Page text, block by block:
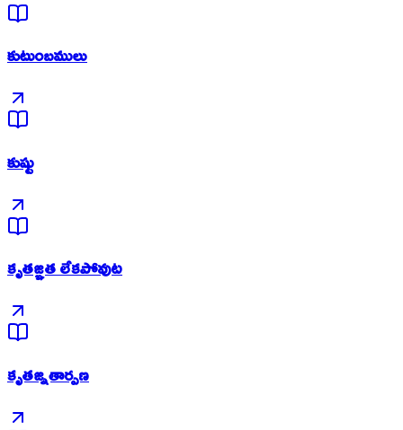
కుటుంబములు
కుష్టు
కృతజ్ఞత లేకపోవుట
కృతజ్నతార్పణ